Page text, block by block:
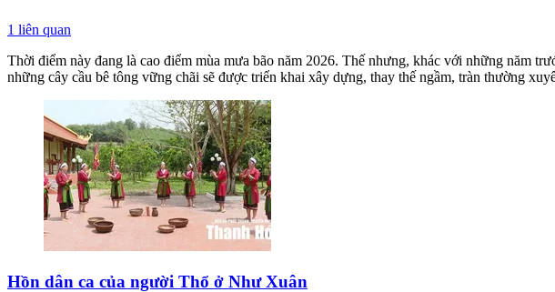
1 liên quan
Thời điểm này đang là cao điểm mùa mưa bão năm 2026. Thế nhưng, khác với những năm
những cây cầu bê tông vững chãi sẽ được triển khai xây dựng, thay thế ngầm, tràn thường
Hồn dân ca của người Thổ ở Như Xuân